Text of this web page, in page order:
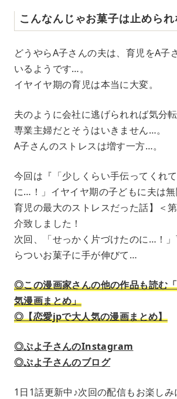
こんなんじゃお菓子は止めら
どうやらA子さんの夫は、育児をA子
いるようです…。
イヤイヤ期の育児は本当に大変。
夫のように会社に逃げられれば気分転
専業主婦だとそうはいきません…。
A子さんのストレスは増す一方…。
今回は『「少しくらい手伝ってくれ
に…！」イヤイヤ期の子どもに夫は
育児の最大のストレスだった話】＜
介致しました！
次回、「せっかく片づけたのに…！
らついお菓子に手が伸びて…
◎この漫画家さんの他の作品も読む
気漫画まとめ」
◎【恋愛jpで大人気の漫画まとめ】
◎ぷよ子さんのInstagram
◎ぷよ子さんのブログ
1日1話更新中♪次回の配信もお楽しみ